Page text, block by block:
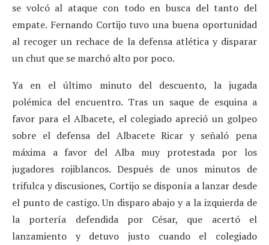
se volcó al ataque con todo en busca del tanto del
empate. Fernando Cortijo tuvo una buena oportunidad
al recoger un rechace de la defensa atlética y disparar
un chut que se marchó alto por poco.
Ya en el último minuto del descuento, la jugada
polémica del encuentro. Tras un saque de esquina a
favor para el Albacete, el colegiado apreció un golpeo
sobre el defensa del Albacete Ricar y señaló pena
máxima a favor del Alba muy protestada por los
jugadores rojiblancos. Después de unos minutos de
trifulca y discusiones, Cortijo se disponía a lanzar desde
el punto de castigo. Un disparo abajo y a la izquierda de
la portería defendida por César, que acertó el
lanzamiento y detuvo justo cuando el colegiado